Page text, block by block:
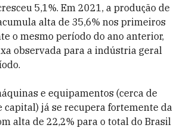
5,1%. Em 2021, a produção de
alta de 35,6% nos primeiros
o mesmo período do ano anterior,
observada para a indústria geral
e equipamentos (cerca de
capital) já se recupera fortemente da
alta de 22,2% para o total do Brasil